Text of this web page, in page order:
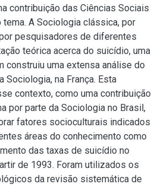
contribuição das Ciências Sociais
A Sociologia clássica, por
pesquisadores de diferentes
teórica acerca do suicídio, uma
construiu uma extensa análise do
Sociologia, na França. Esta
contexto, como uma contribuição
por parte da Sociologia no Brasil,
fatores socioculturais indicados
áreas do conhecimento como
das taxas de suicídio no
de 1993. Foram utilizados os
da revisão sistemática de